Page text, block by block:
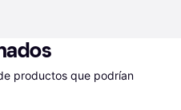
productos que podrían